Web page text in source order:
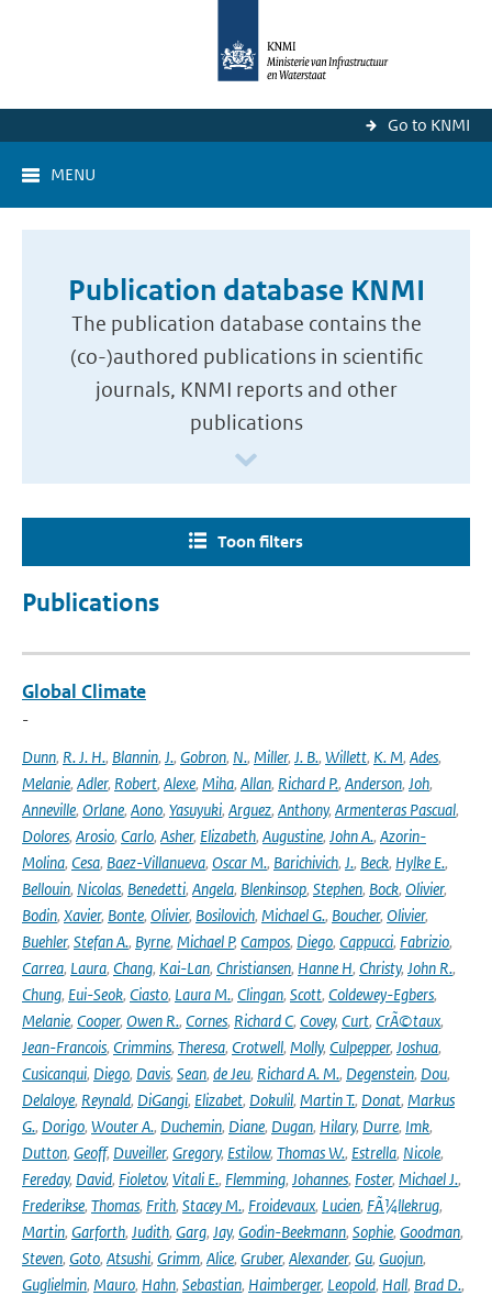
Go to KNMI
MENU
Publication database KNMI
The publication database contains the
(co-)authored publications in scientific
journals, KNMI reports and other
publications
Toon filters
Publications
Global Climate
-
Dunn, R. J. H., Blannin, J., Gobron, N., Miller, J. B., Willett, K. M, Ades,
Melanie, Adler, Robert, Alexe, Miha, Allan, Richard P., Anderson, Joh,
Anneville, Orlane, Aono, Yasuyuki, Arguez, Anthony, Armenteras Pascual,
Dolores, Arosio, Carlo, Asher, Elizabeth, Augustine, John A., Azorin-
Molina, Cesa, Baez-Villanueva, Oscar M., Barichivich, J., Beck, Hylke E.,
Bellouin, Nicolas, Benedetti, Angela, Blenkinsop, Stephen, Bock, Olivier,
Bodin, Xavier, Bonte, Olivier, Bosilovich, Michael G., Boucher, Olivier,
Buehler, Stefan A., Byrne, Michael P, Campos, Diego, Cappucci, Fabrizio,
Carrea, Laura, Chang, Kai-Lan, Christiansen, Hanne H, Christy, John R.,
Chung, Eui-Seok, Ciasto, Laura M., Clingan, Scott, Coldewey-Egbers,
Melanie, Cooper, Owen R., Cornes, Richard C, Covey, Curt, CrÃ©taux,
Jean-Francois, Crimmins, Theresa, Crotwell, Molly, Culpepper, Joshua,
Cusicanqui, Diego, Davis, Sean, de Jeu, Richard A. M., Degenstein, Dou,
Delaloye, Reynald, DiGangi, Elizabet, Dokulil, Martin T., Donat, Markus
G., Dorigo, Wouter A., Duchemin, Diane, Dugan, Hilary, Durre, Imk,
Dutton, Geoff, Duveiller, Gregory, Estilow, Thomas W., Estrella, Nicole,
Fereday, David, Fioletov, Vitali E., Flemming, Johannes, Foster, Michael J.,
Frederikse, Thomas, Frith, Stacey M., Froidevaux, Lucien, FÃ¼llekrug,
Martin, Garforth, Judith, Garg, Jay, Godin-Beekmann, Sophie, Goodman,
Steven, Goto, Atsushi, Grimm, Alice, Gruber, Alexander, Gu, Guojun,
Guglielmin, Mauro, Hahn, Sebastian, Haimberger, Leopold, Hall, Brad D.,